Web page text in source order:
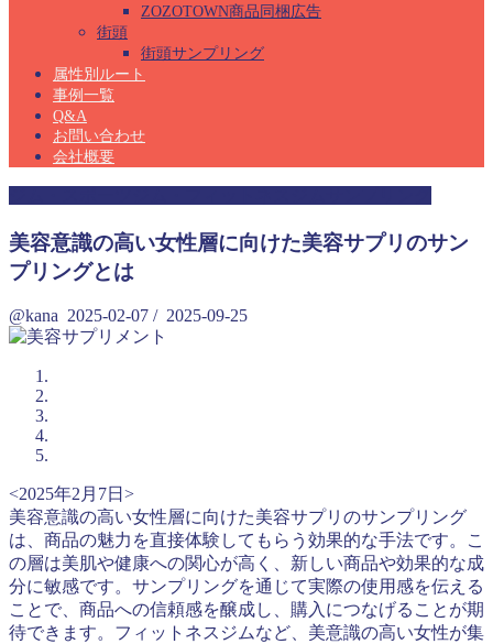
ZOZOTOWN商品同梱広告
街頭
街頭サンプリング
属性別ルート
事例一覧
Q&A
お問い合わせ
会社概要
美容意識の高い女性層に向けた美容サプリのサン
プリングとは
@kana 2025-02-07 / 2025-09-25
<2025年2月7日>
美容意識の高い女性層に向けた美容サプリのサンプリング
は、商品の魅力を直接体験してもらう効果的な手法です。こ
の層は美肌や健康への関心が高く、新しい商品や効果的な成
分に敏感です。サンプリングを通じて実際の使用感を伝える
ことで、商品への信頼感を醸成し、購入につなげることが期
待できます。フィットネスジムなど、美意識の高い女性が集